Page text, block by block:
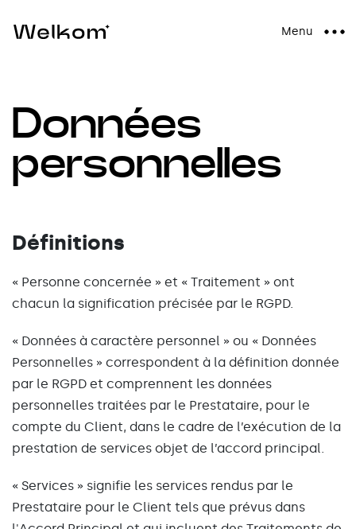
Menu
Données
personnelles
Définitions
« Personne concernée » et « Traitement » ont
chacun la signification précisée par le RGPD.
« Données à caractère personnel » ou « Données
Personnelles » correspondent à la définition donnée
par le RGPD et comprennent les données
personnelles traitées par le Prestataire, pour le
compte du Client, dans le cadre de l’exécution de la
prestation de services objet de l’accord principal.
« Services » signifie les services rendus par le
Prestataire pour le Client tels que prévus dans